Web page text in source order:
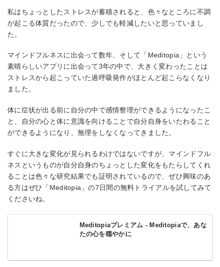
私はちょっとしたストレスが蓄積されると、色々なところに不調
が起こる体質だったので、少しでも軽減したいと思っていまし
た。
マインドフルネスに出会って数年、そして「Meditopia」という
素晴らしいアプリに出会って3年の中で、大きく変わったことは
ストレスから起こっていた過呼吸発作がほとんど起こらなくなり
ました。
体に症状が出る前に自分の中で感情整理ができるようになったこ
と、自分の心と体に意識を向けることで自分自身をいたわること
ができるようになり、無理をしなくなってきました。
すぐに大きな変化が見られるわけではないですが、マインドフル
ネスというものが自分自身のちょっとした変化をもたらしてくれ
ることは色々な研究結果でも証明されているので、ぜひ興味のあ
る方はぜひ「Meditopia」の7日間の無料トライアルを試してみて
くださいね。
Meditopiaプレミアム - Meditopiaで、あな
たの心を穏やかに